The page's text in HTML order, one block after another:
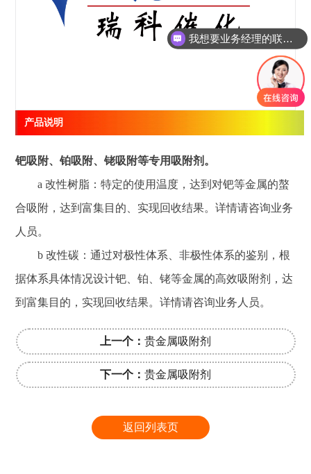
产品说明
钯吸附、铂吸附、铑吸附等专用吸附剂。
a 改性树脂：特定的使用温度，达到对钯等金属的螯
合吸附，达到富集目的、实现回收结果。详情请咨询业务
人员。
b 改性碳：通过对极性体系、非极性体系的鉴别，根
据体系具体情况设计钯、铂、铑等金属的高效吸附剂，达
到富集目的，实现回收结果。详情请咨询业务人员。
上一个： 贵金属吸附剂
下一个： 贵金属吸附剂
返回列表页
我想要业务经理的联系方式